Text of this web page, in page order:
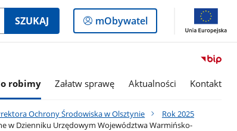
SZUKAJ
Logowanie
do
mObywatel
robimy Załatw sprawę Aktualności Kontakt
Ochrony Środowiska w Olsztynie
Rok 2025
w Dzienniku Urzędowym Województwa Warmińsko-